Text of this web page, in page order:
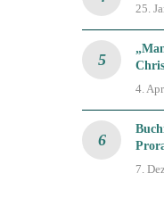
25.
4.
7.